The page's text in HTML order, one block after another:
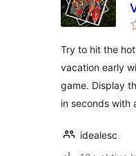
Try to hit the
vacation early
game. Display
in seconds with
idealesc